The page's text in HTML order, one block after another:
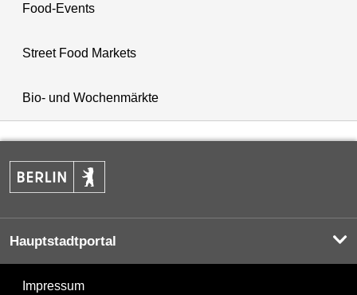
Food-Events
Street Food Markets
Bio- und Wochenmärkte
Hauptstadtportal
Impressum